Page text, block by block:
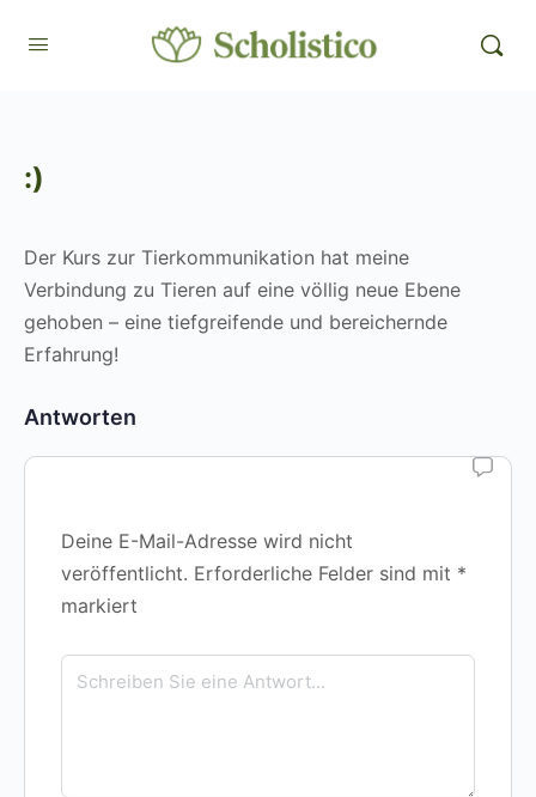
:)
Der Kurs zur Tierkommunikation hat meine
Verbindung zu Tieren auf eine völlig neue Ebene
gehoben – eine tiefgreifende und bereichernde
Erfahrung!
Antworten
Deine E-Mail-Adresse wird nicht
veröffentlicht. Erforderliche Felder sind mit *
markiert